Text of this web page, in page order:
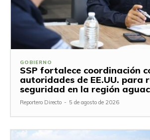
GOBIERNO
SSP fortalece coordinación
autoridades de EE.UU. para
seguridad en la región
Reportero Directo - 5 de agosto de 2026